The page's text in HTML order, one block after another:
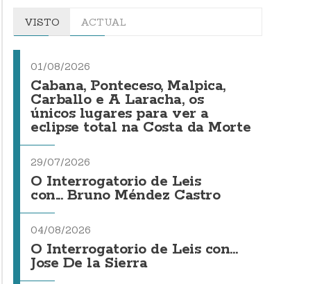
VISTO ACTUAL
01/08/2026
Cabana, Ponteceso, Malpica,
Carballo e A Laracha, os
únicos lugares para ver a
eclipse total na Costa da Morte
29/07/2026
O Interrogatorio de Leis
con... Bruno Méndez Castro
04/08/2026
O Interrogatorio de Leis con...
Jose De la Sierra